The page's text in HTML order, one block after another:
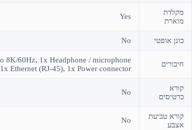
מקלדת
מוארת
Yes
כונן אופטי No
חיבורים
8K/60Hz, 1x Headphone / microphone
Ethernet (RJ-45), 1x Power connector
קורא
כרטיסים
No
קורא טביעת
אצבע
No